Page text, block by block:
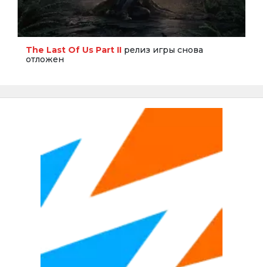
The Last Of Us Part II релиз игры снова
отложен